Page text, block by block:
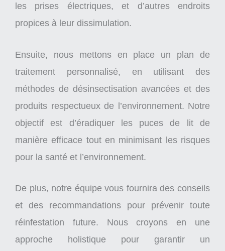
les prises électriques, et d’autres endroits
propices à leur dissimulation.
Ensuite, nous mettons en place un plan de
traitement personnalisé, en utilisant des
méthodes de désinsectisation avancées et des
produits respectueux de l’environnement. Notre
objectif est d’éradiquer les puces de lit de
manière efficace tout en minimisant les risques
pour la santé et l’environnement.
De plus, notre équipe vous fournira des conseils
et des recommandations pour prévenir toute
réinfestation future. Nous croyons en une
approche holistique pour garantir un